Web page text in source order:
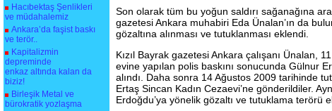
Hacıbektaş Şenlikleri
ve müdahalemiz
Ankara’da faşist baskı
ve terör..
Kapitalizmin
depreminde
enkaz altında kalan da
biziz!
Birleşik Metal ve
bürokratik yozlaşma
Son olarak tüm bu yoğun saldırı sağanağına
gazetesi Ankara muhabiri Eda Ünalan’ın da
gözaltına alınması ve tutuklanması eklendi.
Kızıl Bayrak gazetesi Ankara çalışanı Ünalan,
evine yapılan polis baskını sonucunda Gülnur
alındı. Daha sonra 14 Ağustos 2009 tarihinde
Ertaş Sincan Kadın Cezaevi’ne gönderildiler.
Erdoğdu’ya yönelik gözaltı ve tutuklama terörü